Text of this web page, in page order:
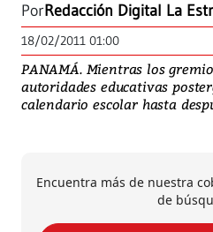
PorRedacción Digital La
18/02/2011 01:00
PANAMÁ. Mientras los
autoridades educativas
calendario escolar hasta
Encuentra más de nuestra
de